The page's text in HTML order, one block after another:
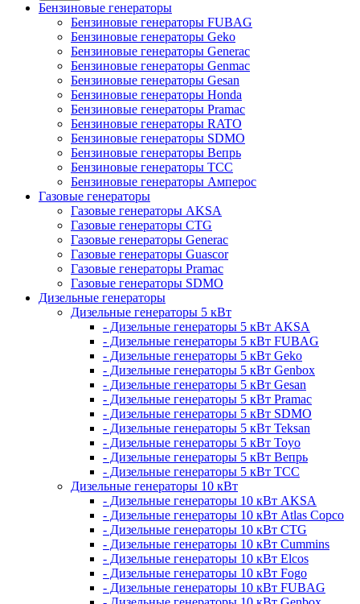
Бензиновые генераторы
Бензиновые генераторы FUBAG
Бензиновые генераторы Geko
Бензиновые генераторы Generac
Бензиновые генераторы Genmac
Бензиновые генераторы Gesan
Бензиновые генераторы Honda
Бензиновые генераторы Pramac
Бензиновые генераторы RATO
Бензиновые генераторы SDMO
Бензиновые генераторы Вепрь
Бензиновые генераторы ТСС
Бензиновые генераторы Амперос
Газовые генераторы
Газовые генераторы AKSA
Газовые генераторы CTG
Газовые генераторы Generac
Газовые генераторы Guascor
Газовые генераторы Pramac
Газовые генераторы SDMO
Дизельные генераторы
Дизельные генераторы 5 кВт
- Дизельные генераторы 5 кВт AKSA
- Дизельные генераторы 5 кВт FUBAG
- Дизельные генераторы 5 кВт Geko
- Дизельные генераторы 5 кВт Genbox
- Дизельные генераторы 5 кВт Gesan
- Дизельные генераторы 5 кВт Pramac
- Дизельные генераторы 5 кВт SDMO
- Дизельные генераторы 5 кВт Teksan
- Дизельные генераторы 5 кВт Toyo
- Дизельные генераторы 5 кВт Вепрь
- Дизельные генераторы 5 кВт ТСС
Дизельные генераторы 10 кВт
- Дизельные генераторы 10 кВт AKSA
- Дизельные генераторы 10 кВт Atlas Copco
- Дизельные генераторы 10 кВт CTG
- Дизельные генераторы 10 кВт Cummins
- Дизельные генераторы 10 кВт Elcos
- Дизельные генераторы 10 кВт Fogo
- Дизельные генераторы 10 кВт FUBAG